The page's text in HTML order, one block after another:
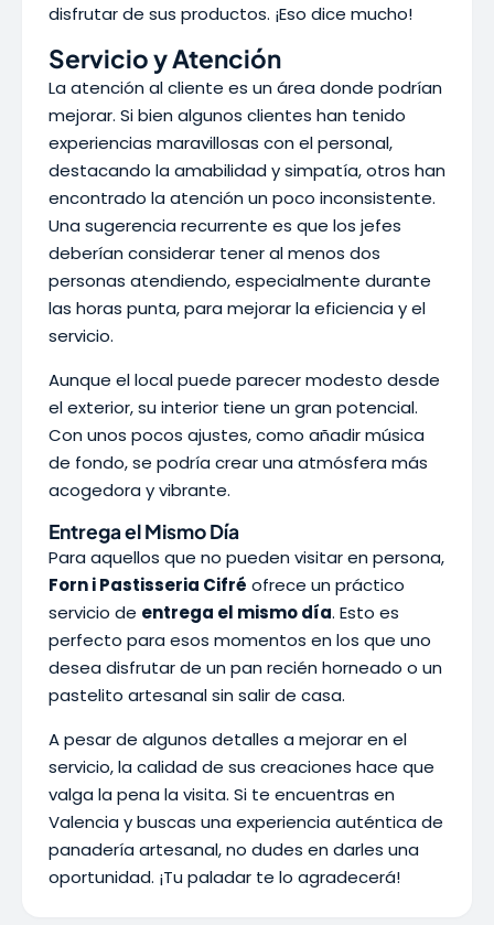
disfrutar de sus productos. ¡Eso dice mucho!
Servicio y Atención
La atención al cliente es un área donde podrían
mejorar. Si bien algunos clientes han tenido
experiencias maravillosas con el personal,
destacando la amabilidad y simpatía, otros han
encontrado la atención un poco inconsistente.
Una sugerencia recurrente es que los jefes
deberían considerar tener al menos dos
personas atendiendo, especialmente durante
las horas punta, para mejorar la eficiencia y el
servicio.
Aunque el local puede parecer modesto desde
el exterior, su interior tiene un gran potencial.
Con unos pocos ajustes, como añadir música
de fondo, se podría crear una atmósfera más
acogedora y vibrante.
Entrega el Mismo Día
Para aquellos que no pueden visitar en persona,
Forn i Pastisseria Cifré ofrece un práctico
servicio de entrega el mismo día. Esto es
perfecto para esos momentos en los que uno
desea disfrutar de un pan recién horneado o un
pastelito artesanal sin salir de casa.
A pesar de algunos detalles a mejorar en el
servicio, la calidad de sus creaciones hace que
valga la pena la visita. Si te encuentras en
Valencia y buscas una experiencia auténtica de
panadería artesanal, no dudes en darles una
oportunidad. ¡Tu paladar te lo agradecerá!